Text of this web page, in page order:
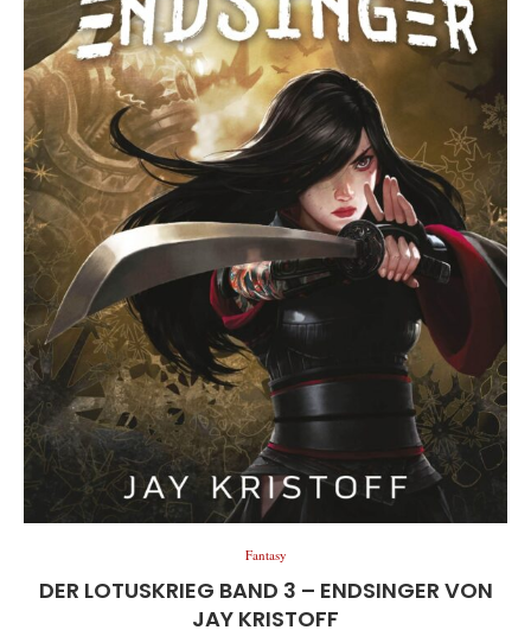
Fantasy
DER LOTUSKRIEG BAND 3 – ENDSINGER VON
JAY KRISTOFF